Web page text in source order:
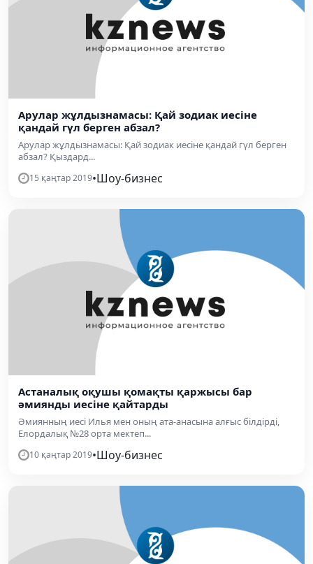
Арулар жұлдызнамасы: Қай зодиак иесіне
қандай гүл берген абзал?
Арулар жұлдызнамасы: Қай зодиак иесіне қандай гүл берген
абзал? Қыздард...
15 қаңтар 2019•Шоу-бизнес
Астаналық оқушы қомақты қаржысы бар
əмиянды иесіне қайтарды
Әмиянның иесі Илья мен оның ата-анасына алғыс білдірді,
Елордалық №28 орта мектеп...
10 қаңтар 2019•Шоу-бизнес